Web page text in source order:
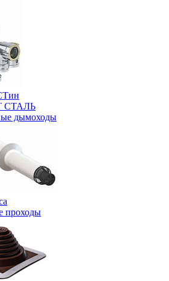
СТАЛЬ
дымоходы
проходы